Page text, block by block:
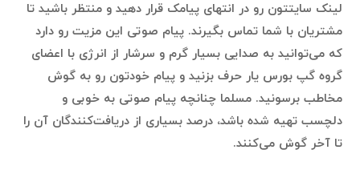
لینک سایتتون رو در انتهای پیامک قرار دهید و منتظر باشید تا
مشتریان با شما تماس بگیرند. پیام صوتی این مزیت رو دارد
که می‌توانید به صدایی بسیار گرم و سرشار از انرژی با اعضای
گروه گپ بورس یار حرف بزنید و پیام خودتون رو به گوش
مخاطب برسونید. مسلما چنانچه پیام صوتی به خوبی و
دلچسب تهیه شده باشد، درصد بسیاری از دریافت‌کنندگان آن را
تا آخر گوش می‌کنند.